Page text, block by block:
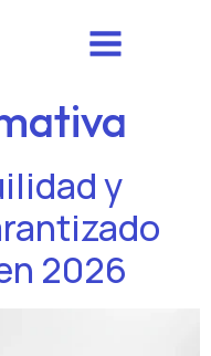
y
2026